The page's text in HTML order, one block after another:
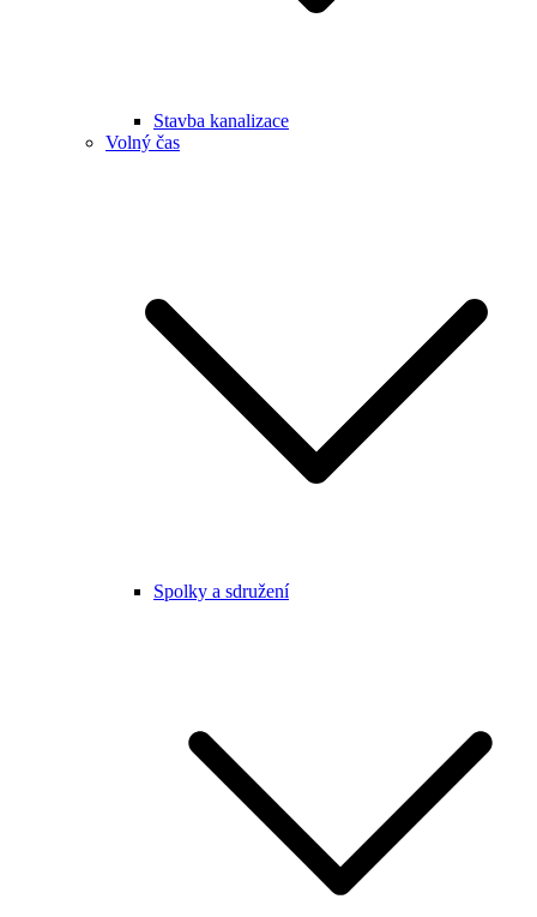
Stavba kanalizace
Volný čas
Spolky a sdružení